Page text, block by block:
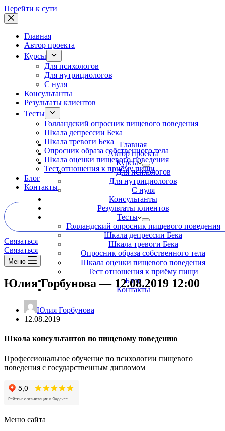
Перейти к сути
Главная
Автор проекта
Курсы
Для психологов
Для нутрициологов
С нуля
Консультанты
Результаты клиентов
Тесты
Голландский опросник пищевого поведения
Шкала депрессии Бека
Шкала тревоги Бека
Опросник образа собственного тела
Шкала оценки пищевого поведения
Тест отношения к приёму пищи
Блог
Контакты
Главная
Автор проекта
Курсы
Для психологов
Для нутрициологов
С нуля
Консультанты
Результаты клиентов
Тесты
Голландский опросник пищевого поведения
Шкала депрессии Бека
Шкала тревоги Бека
Опросник образа собственного тела
Шкала оценки пищевого поведения
Тест отношения к приёму пищи
Блог
Контакты
Связаться
Связаться
Меню
Юлия Горбунова — 12.08.2019 12:00
Юлия Горбунова
12.08.2019
Школа консультантов по пищевому поведению
Профессиональное обучение по психологии пищевого
поведения с государственным дипломом
Меню сайта